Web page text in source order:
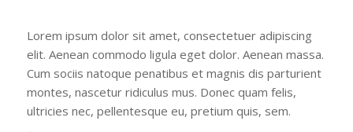
Lorem ipsum dolor sit amet, consectetuer adipiscing
elit. Aenean commodo ligula eget dolor. Aenean massa.
Cum sociis natoque penatibus et magnis dis parturient
montes, nascetur ridiculus mus. Donec quam felis,
ultricies nec, pellentesque eu, pretium quis, sem.